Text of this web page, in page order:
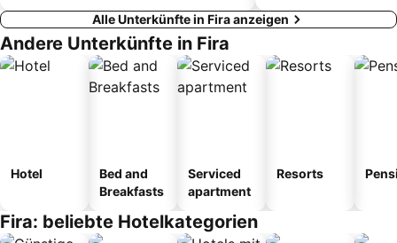
Alle Unterkünfte in Fira anzeigen
Andere Unterkünfte in Fira
Hotel
Bed and
Breakfasts
Serviced
apartment
Resorts
Fira: beliebte Hotelkategorien